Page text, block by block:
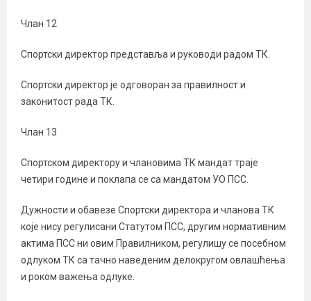
Члан 12
Спортски директор представља и руководи радом ТК.
Спортски директор је одговоран за правилност и
законитост рада ТК.
Члан 13
Спортском директору и члановима ТК мандат траје
четири године и поклапа се са мандатом УО ПСС.
Дужности и обавезе Спортски директора и чланова ТК
које нису регулисани Статутом ПСС, другим нормативним
актима ПСС ни овим Правилником, регулишу се посебном
одлуком ТК са тачно наведеним делокругом овлашћења
и роком важења одлуке.